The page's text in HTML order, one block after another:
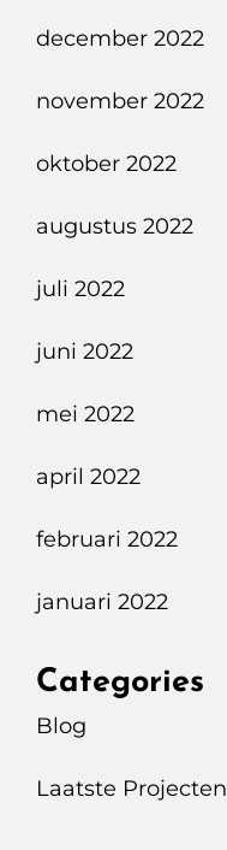
december 2022
november 2022
oktober 2022
augustus 2022
juli 2022
juni 2022
mei 2022
april 2022
februari 2022
januari 2022
Categories
Blog
Laatste Projecten